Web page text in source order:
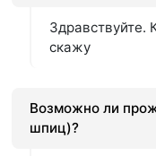
Здравствуйте.
скажу
Возможно ли
шпиц)?